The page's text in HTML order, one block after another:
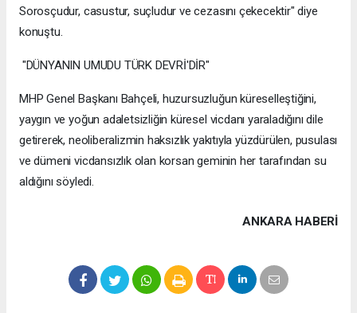
Sorosçudur, casustur, suçludur ve cezasını çekecektir" diye
konuştu.
"DÜNYANIN UMUDU TÜRK DEVRİ'DİR"
MHP Genel Başkanı Bahçeli, huzursuzluğun küreselleştiğini,
yaygın ve yoğun adaletsizliğin küresel vicdanı yaraladığını dile
getirerek, neoliberalizmin haksızlık yakıtıyla yüzdürülen, pusulası
ve dümeni vicdansızlık olan korsan geminin her tarafından su
aldığını söyledi.
ANKARA HABERİ